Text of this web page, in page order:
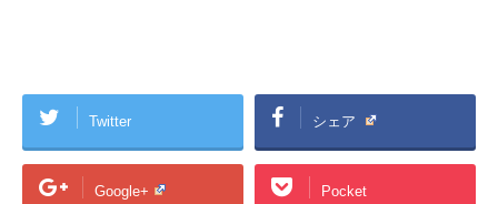
Twitter シェア
Google+ Pocket